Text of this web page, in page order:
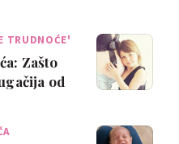
TRUDNOĆE'
Zašto
od